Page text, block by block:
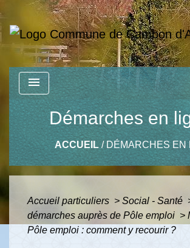
menu
Démarches en
ACCUEIL/ DÉMARCHES EN
Accueil particuliers > Social - Santé
démarches auprès de Pôle emploi >
Pôle emploi : comment y recourir ?